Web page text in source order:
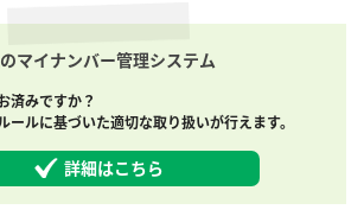
マイナンバー管理システム
済みですか？
ールに基づいた適切な取り扱いが行えます。
詳細はこちら